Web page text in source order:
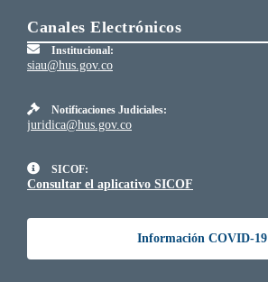
Canales Electrónicos
Institucional:
siau@hus.gov.co
Notificaciones Judiciales:
juridica@hus.gov.co
SICOF:
Consultar el aplicativo SICOF
Información COVID-19